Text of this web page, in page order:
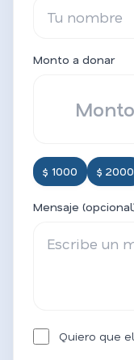
Monto a donar
$ 1000 $ 2000
Mensaje
Quiero que